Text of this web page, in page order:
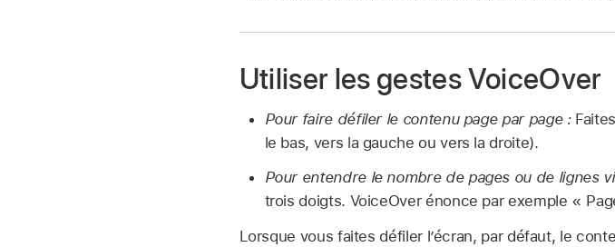
Utiliser les gestes VoiceOver
Pour faire défiler le contenu page par page :
le bas, vers la gauche ou vers la droite).
Pour entendre le nombre de pages ou de lignes
trois doigts. VoiceOver énonce par exemple «
Lorsque vous faites défiler l’écran, par défaut, le